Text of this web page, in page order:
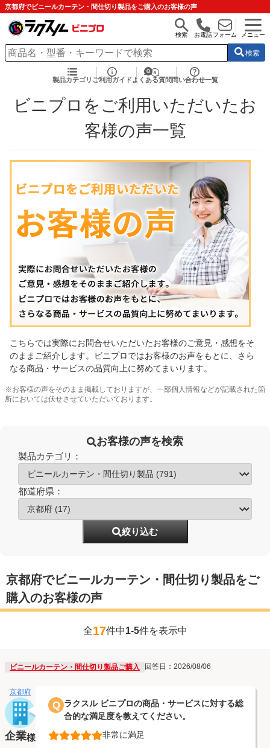
京都府でビニールカーテン・間仕切り製品をご購入のお客様の声
検索 お電話フォーム メニュー
検索
製品カテゴリ ご利用ガイド よくある質問 問い合わせ一覧
ビニプロをご利用いただいたお
客様の声一覧
こちらでは実際にお問合せいただいたお客様のご意見・感想をそ
のままご紹介します。ビニプロではお客様のお声をもとに、さら
なる商品・サービスの品質向上に努めてまいります。
※お客様の声をそのまま掲載しておりますが、一部個人情報などが記載された箇
所においては伏せさせていただいております。
お客様の声を検索
製品カテゴリ：
都道府県：
絞り込む
京都府でビニールカーテン・間仕切り製品をご
購入のお客様の声
全17件中1-5件を表示中
ビニールカーテン・間仕切り製品ご購入 回答日：2026/08/06
京都府
企業様
Q ラクスル ビニプロの商品・サービスに対する総
合的な満足度を教えてください。
非常に満足